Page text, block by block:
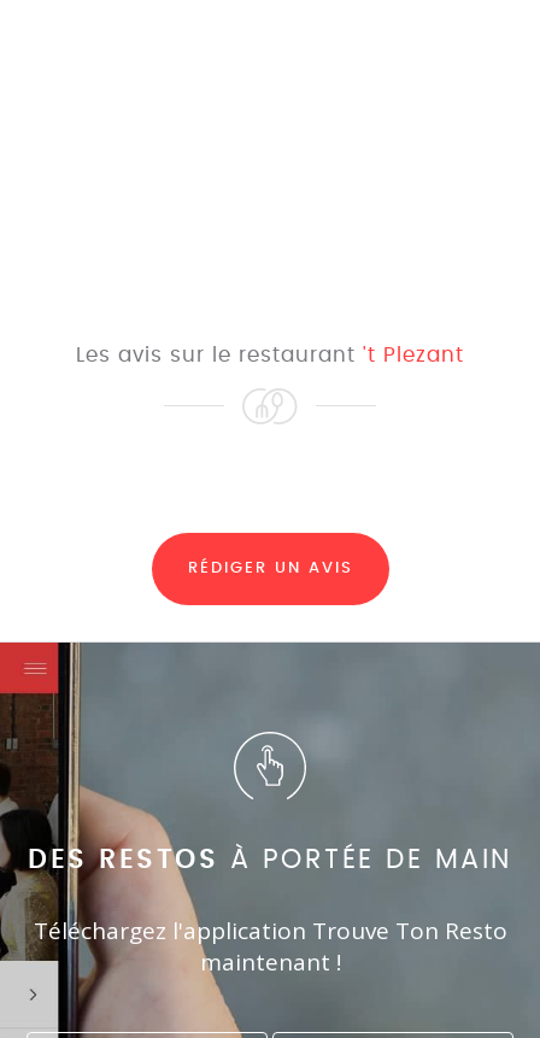
Les avis sur le restaurant 't Plezant
RÉDIGER UN AVIS
DES RESTOS À PORTÉE DE MAIN
Téléchargez l'application Trouve Ton Resto
maintenant !